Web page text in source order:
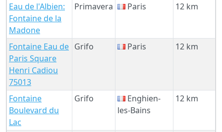
Eau de l'Albien:
Fontaine de la
Madone
Primavera Paris 12 km
Fontaine Eau de
Paris Square
Henri Cadiou
75013
Grifo Paris 12 km
Fontaine
Boulevard du
Lac
Grifo
Enghien-
les-Bains
12 km